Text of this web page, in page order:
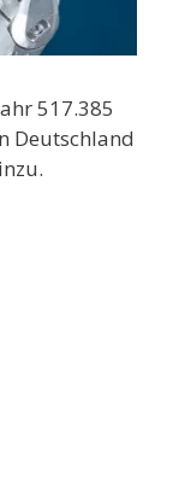
517.385
Deutschland